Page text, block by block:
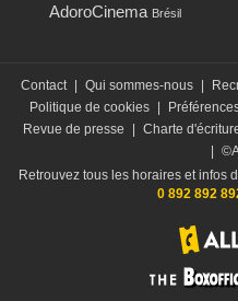
AdoroCinema Brésil
Contact Qui sommes-nous
Politique de cookies
Revue de presse
Charte
Retrouvez tous les horaires et infos
0 892 892